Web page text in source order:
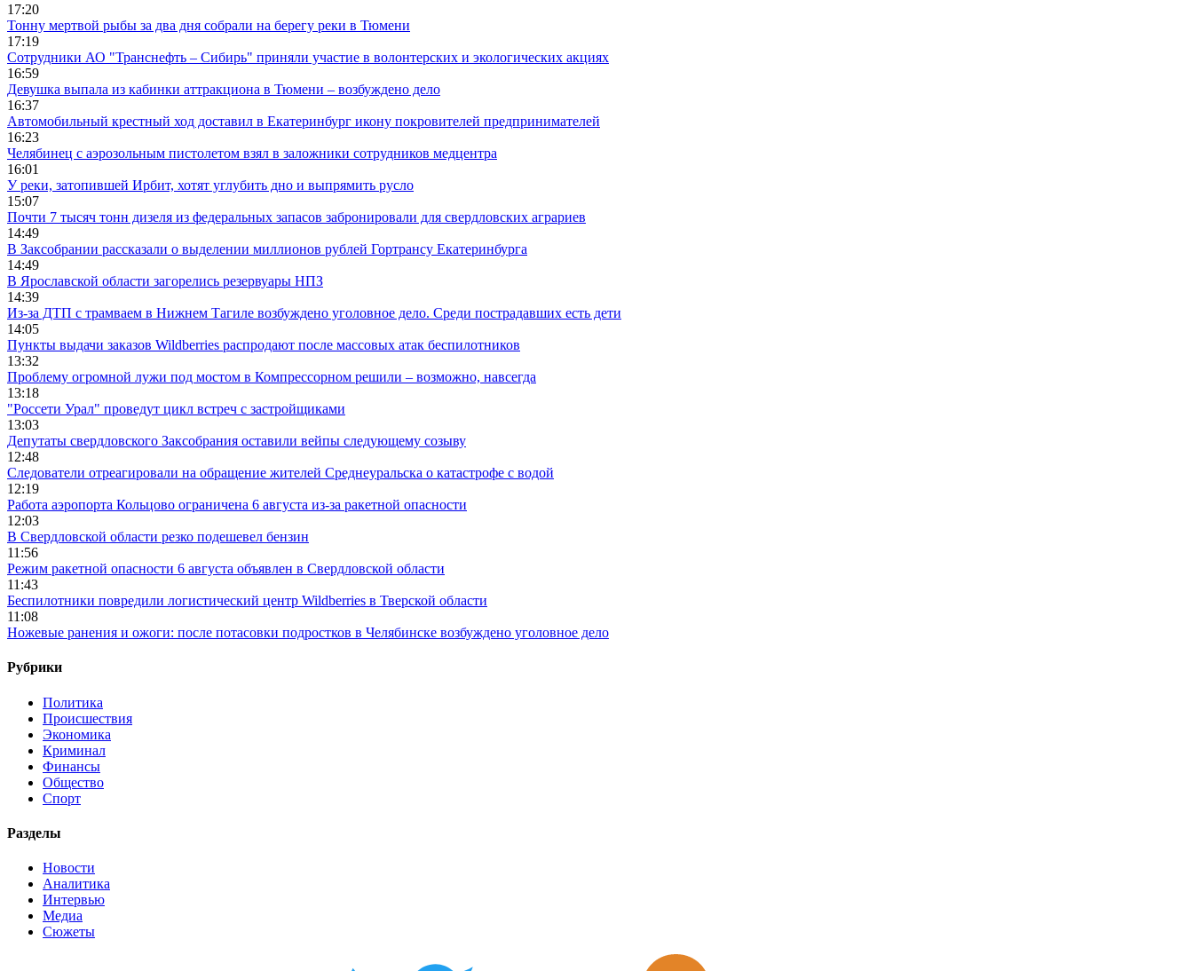
17:20
Тонну мертвой рыбы за два дня собрали на берегу реки в Тюмени
17:19
Сотрудники АО "Транснефть – Сибирь" приняли участие в волонтерских и экологических акциях
16:59
Девушка выпала из кабинки аттракциона в Тюмени – возбуждено дело
16:37
Автомобильный крестный ход доставил в Екатеринбург икону покровителей предпринимателей
16:23
Челябинец с аэрозольным пистолетом взял в заложники сотрудников медцентра
16:01
У реки, затопившей Ирбит, хотят углубить дно и выпрямить русло
15:07
Почти 7 тысяч тонн дизеля из федеральных запасов забронировали для свердловских аграриев
14:49
В Заксобрании рассказали о выделении миллионов рублей Гортрансу Екатеринбурга
14:49
В Ярославской области загорелись резервуары НПЗ
14:39
Из-за ДТП с трамваем в Нижнем Тагиле возбуждено уголовное дело. Среди пострадавших есть дети
14:05
Пункты выдачи заказов Wildberries распродают после массовых атак беспилотников
13:32
Проблему огромной лужи под мостом в Компрессорном решили – возможно, навсегда
13:18
"Россети Урал" проведут цикл встреч с застройщиками
13:03
Депутаты свердловского Заксобрания оставили вейпы следующему созыву
12:48
Следователи отреагировали на обращение жителей Среднеуральска о катастрофе с водой
12:19
Работа аэропорта Кольцово ограничена 6 августа из-за ракетной опасности
12:03
В Свердловской области резко подешевел бензин
11:56
Режим ракетной опасности 6 августа объявлен в Свердловской области
11:43
Беспилотники повредили логистический центр Wildberries в Тверской области
11:08
Ножевые ранения и ожоги: после потасовки подростков в Челябинске возбуждено уголовное дело
Рубрики
Политика
Происшествия
Экономика
Криминал
Финансы
Общество
Спорт
Разделы
Новости
Аналитика
Интервью
Медиа
Сюжеты